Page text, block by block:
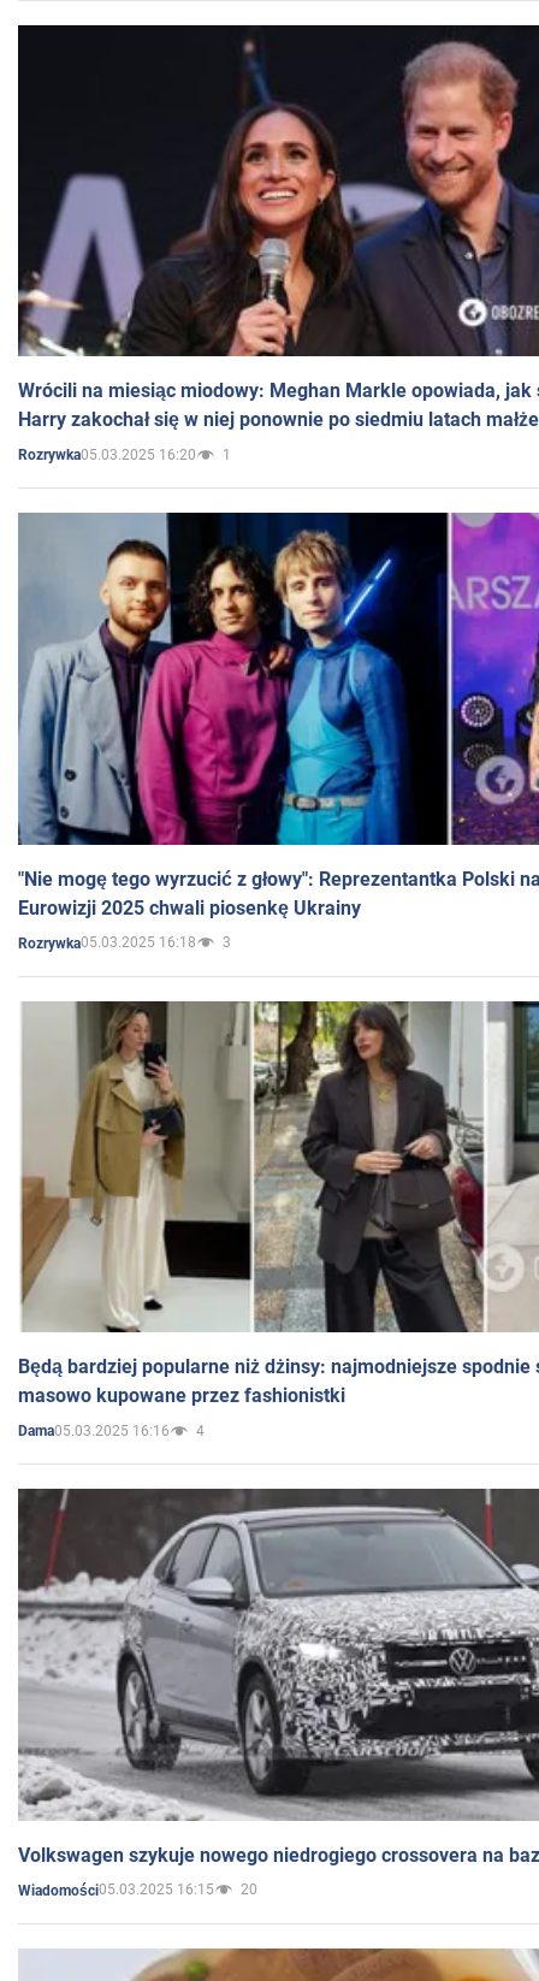
Wrócili na miesiąc miodowy: Meghan Markle opowiada, jak
Harry zakochał się w niej ponownie po siedmiu latach
Rozrywka05.03.2025 16:20 1
"Nie mogę tego wyrzucić z głowy": Reprezentantka Polski
Eurowizji 2025 chwali piosenkę Ukrainy
Rozrywka05.03.2025 16:18 3
Będą bardziej popularne niż dżinsy: najmodniejsze spodnie
masowo kupowane przez fashionistki
Dama05.03.2025 16:16 4
Volkswagen szykuje nowego niedrogiego crossovera na
Wiadomości05.03.2025 16:15 20